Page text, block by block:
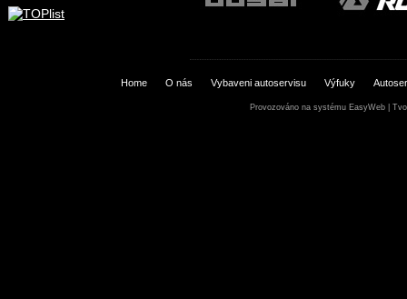
Home O nás Vybaveni autoservisu Výfuky
Provozováno na systému EasyWeb|